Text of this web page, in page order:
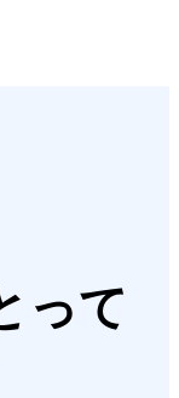
って